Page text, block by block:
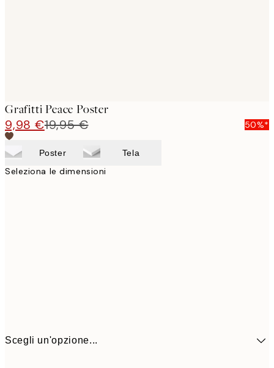
Grafitti Peace Poster
9,98 €19,95 € 50%*
Poster Tela
Seleziona le dimensioni
Scegli un'opzione...